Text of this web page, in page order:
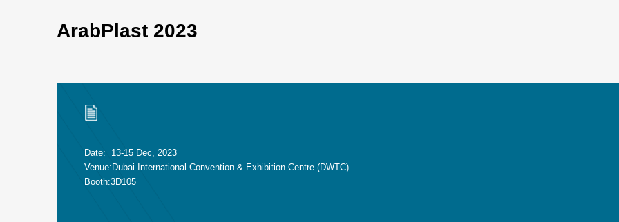
ArabPlast 2023
Date: 13-15 Dec, 2023
Venue:Dubai International Convention & Exhibition Centre (DWTC)
Booth:3D105